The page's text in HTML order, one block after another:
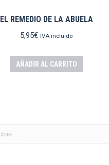
EL REMEDIO DE LA ABUELA
5,95€ IVA incluido
AÑADIR AL CARRITO